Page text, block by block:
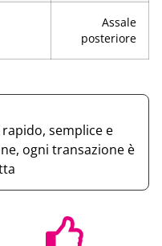
Assale
posteriore
semplice e
ogni transazione è